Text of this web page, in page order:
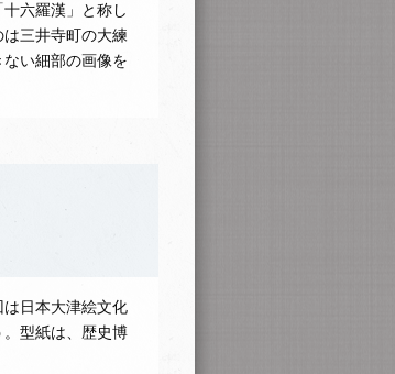
六羅漢」と称し
三井寺町の大練
い細部の画像を
日本大津絵文化
型紙は、歴史博